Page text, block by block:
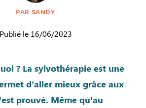
PAR SANDY
Publié le 16/06/2023
? La sylvothérapie est une
d’aller mieux grâce aux
prouvé. Même qu’au